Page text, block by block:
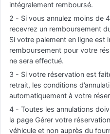
intégralement remboursé.
2 - Si vous annulez moins de
recevrez un remboursement
Si votre paiement en ligne est
remboursement pour votre
ne sera effectué.
3 - Si votre réservation est
retrait, les conditions
automatiquement à votre
4 - Toutes les annulations
la page Gérer votre
véhicule et non auprès du